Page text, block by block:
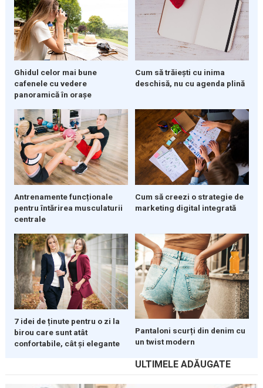
Ghidul celor mai bune
cafenele cu vedere
panoramică în orașe
Cum să trăiești cu inima
deschisă, nu cu agenda plină
Antrenamente funcționale
pentru întărirea musculaturii
centrale
Cum să creezi o strategie de
marketing digital integrată
7 idei de ținute pentru o zi la
birou care sunt atât
confortabile, cât și elegante
Pantaloni scurți din denim cu
un twist modern
ULTIMELE ADĂUGATE